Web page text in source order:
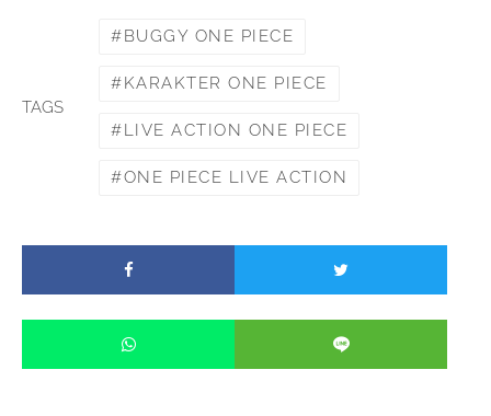
TAGS
BUGGY ONE PIECE
KARAKTER ONE PIECE
LIVE ACTION ONE PIECE
ONE PIECE LIVE ACTION